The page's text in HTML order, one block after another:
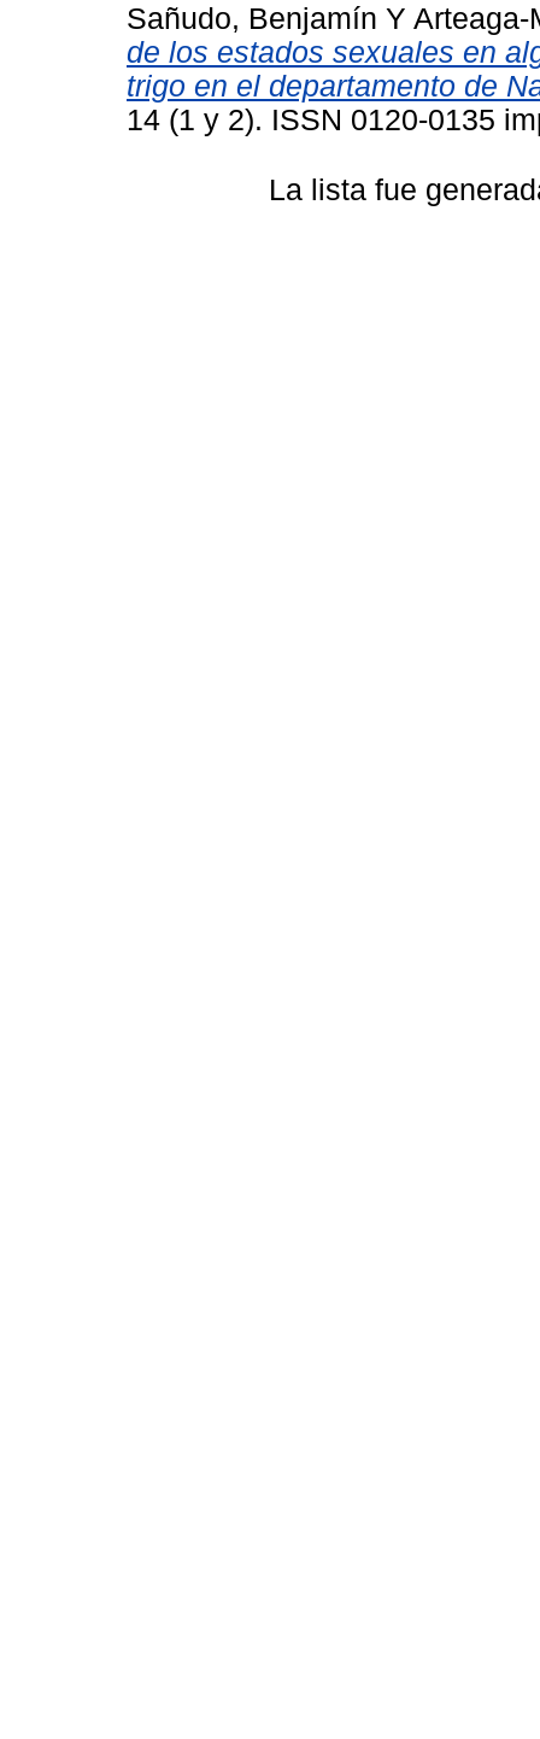
Sañudo, Benjamín Y Arteaga-
de los estados sexuales en
trigo en el departamento de
14 (1 y 2). ISSN 0120-0135
La lista fue